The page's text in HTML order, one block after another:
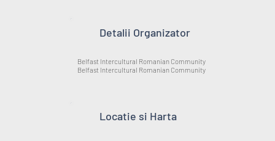
Detalii Organizator
Belfast Intercultural Romanian Community
Belfast Intercultural Romanian Community
Locatie si Harta